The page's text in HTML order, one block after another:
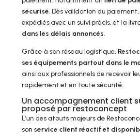
sécurisé. Dès validation du
expédiés avec un suivi précis, et la
dans les délais annoncés.
Grâce à son réseau logistique,
ses équipements partout dans le
ainsi aux professionnels de recevoir
rapidement et en toute sécurité.
Un accompagnement client
proposé par restoconcept
L’un des atouts majeurs de
son service client réactif et